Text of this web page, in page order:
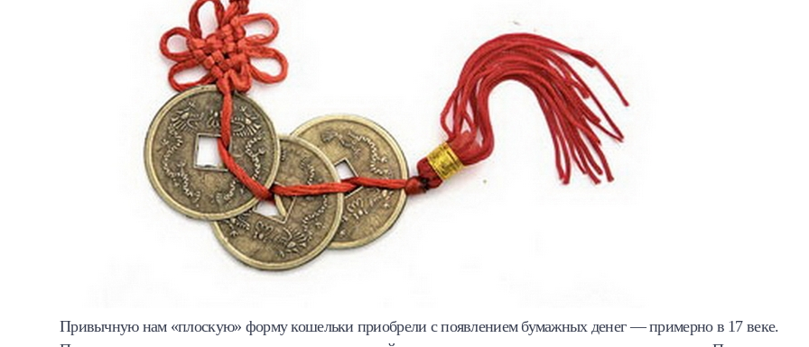
Привычную нам «плоскую» форму кошельки приобрели с появлением бумажных денег — примерно в 17 веке.